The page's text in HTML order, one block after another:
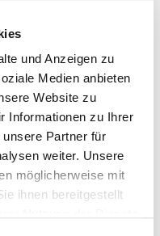
und Anzeigen zu
Medien anbieten
Website zu
Informationen zu Ihrer
Partner für
weiter. Unsere
möglicherweise mit
ihnen bereitgestellt